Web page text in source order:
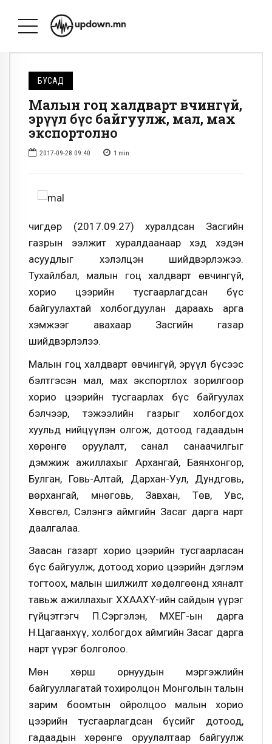
БУСАД
Малын гоц халдварт өвчингүй,
эрүүл бүс байгуулж, мал, мах
экспортолно
2017-09-28 09:40 1 min
Өчигдөр (2017.09.27) хуралдсан Засгийн
газрын ээлжит хуралдаанаар хэд хэдэн
асуудлыг хэлэлцэн шийдвэрлэжээ.
Тухайлбал, малын гоц халдварт өвчингүй,
хорио цээрийн тусгаарлагдсан бүс
байгуулахтай холбогдуулан дараахь арга
хэмжээг авахаар Засгийн газар
шийдвэрлэлээ.
Малын гоц халдварт өвчингүй, эрүүл бүсээс
бэлтгэсэн мал, мах экспортлох зорилгоор
хорио цээрийн тусгаарлах бүс байгуулах
бэлчээр, тэжээлийн газрыг холбогдох
хуульд нийцүүлэн олгож, дотоод гадаадын
хөрөнгө оруулалт, санал санаачилгыг
дэмжиж ажиллахыг Архангай, Баянхонгор,
Булган, Говь-Алтай, Дархан-Уул, Дундговь,
Өвөрхангай, Өмнөговь, Завхан, Төв, Увс,
Хөвсгөл, Сэлэнгэ аймгийн Засаг дарга нарт
даалгалаа.
Заасан газарт хорио цээрийн тусгаарласан
бүс байгуулж, дотоод хорио цээрийн дэглэм
тогтоох, малын шилжилт хөдөлгөөнд хяналт
тавьж ажиллахыг ХХААХҮ-ийн сайдын үүрэг
гүйцэтгэгч П.Сэргэлэн, МХЕГ-ын дарга
Н.Цагаанхүү, холбогдох аймгийн Засаг дарга
нарт үүрэг болголоо.
Мөн хөрш орнуудын мэргэжлийн
байгууллагатай тохиролцон Монголын талын
зарим боомтын ойролцоо малын хорио
цээрийн тусгаарлагдсан бүсийг дотоод,
гадаадын хөрөнгө оруулалтаар байгуулж